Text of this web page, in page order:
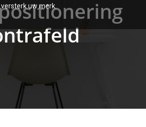
uw merk.